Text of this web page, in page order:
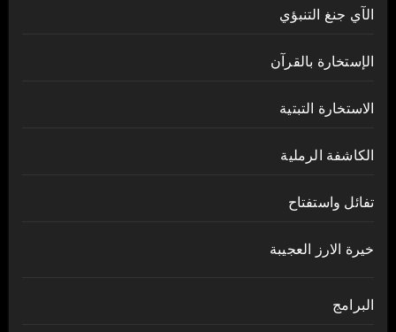
الآي جنغ التنبؤي
الإستخارة بالقرآن
الاستخارة التبتية
الكاشفة الرملية
تفائل واستفتاح
خيرة الارز العجيبة
البرامج